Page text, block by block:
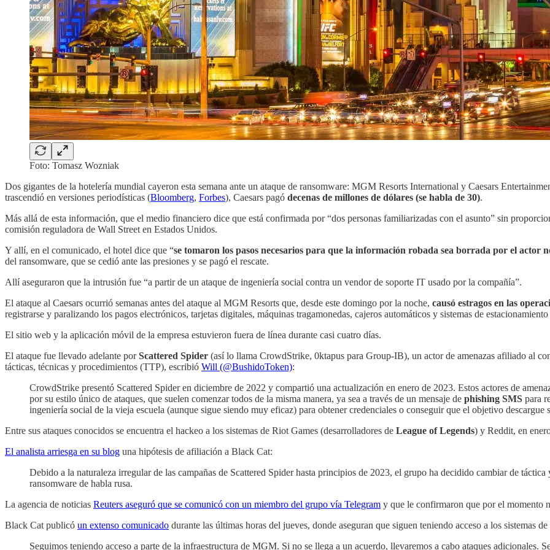
Foto: Tomasz Wozniak
Dos gigantes de la hotelería mundial cayeron esta semana ante un ataque de ransomware: MGM Resorts International y Caesars
trascendió en versiones periodísticas (Bloomberg, Forbes), Caesars pagó decenas de millones de dólares (se habla de 30).
Más allá de esta información, que el medio financiero dice que está confirmada por “dos personas familiarizadas con el asunto” sin
comisión reguladora de Wall Street en Estados Unidos.
Y allí, en el comunicado, el hotel dice que “se tomaron los pasos necesarios para que la información robada sea borrada por el actor
del ransomware, que se cedió ante las presiones y se pagó el rescate.
Allí aseguraron que la intrusión fue “a partir de un ataque de ingeniería social contra un vendor de soporte IT usado por la compañía”.
El ataque al Caesars ocurrió semanas antes del ataque al MGM Resorts que, desde este domingo por la noche, causó estragos en las
registrarse y paralizando los pagos electrónicos, tarjetas digitales, máquinas tragamonedas, cajeros automáticos y sistemas de
El sitio web y la aplicación móvil de la empresa estuvieron fuera de línea durante casi cuatro días.
El ataque fue llevado adelante porScattered Spider (así lo llama CrowdStrike, 0ktapus para Group-IB), un actor de amenazas afiliado al
tácticas, técnicas y procedimientos (TTP), escribió Will (@BushidoToken):
CrowdStrike presentó Scattered Spider en diciembre de 2022 y compartió una actualización en enero de 2023. Estos actores de
por su estilo único de ataques, que suelen comenzar todos de la misma manera, ya sea a través de un mensaje de phishing SMS para
ingeniería social de la vieja escuela (aunque sigue siendo muy eficaz) para obtener credenciales o conseguir que el objetivo
Entre sus ataques conocidos se encuentra el hackeo a los sistemas de Riot Games (desarrolladores de League of Legends) y Reddit, en
El analista arriesga en su blog una hipótesis de afiliación a Black Cat:
Debido a la naturaleza irregular de las campañas de Scattered Spider hasta principios de 2023, el grupo ha decidido cambiar de
ransomware de habla rusa.
La agencia de noticias Reuters aseguró que se comunicó con un miembro del grupo vía Telegram y que le confirmaron que por el momento
Black Cat publicó un extenso comunicado durante las últimas horas del jueves, donde aseguran que siguen teniendo acceso a los sistemas
Seguimos teniendo acceso a parte de la infraestructura de MGM. Si no se llega a un acuerdo, llevaremos a cabo ataques adicionales.